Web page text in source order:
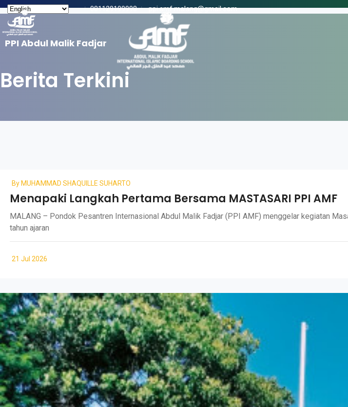
081129199998 ppi.amf.malang@gmail.com
PPI Abdul Malik Fadjar
Berita Terkini
By MUHAMMAD SHAQUILLE SUHARTO
Menapaki Langkah Pertama Bersama MASTASARI PPI AMF
MALANG – Pondok Pesantren Internasional Abdul Malik Fadjar (PPI AMF) menggelar kegiatan
tahun ajaran
21 Jul 2026